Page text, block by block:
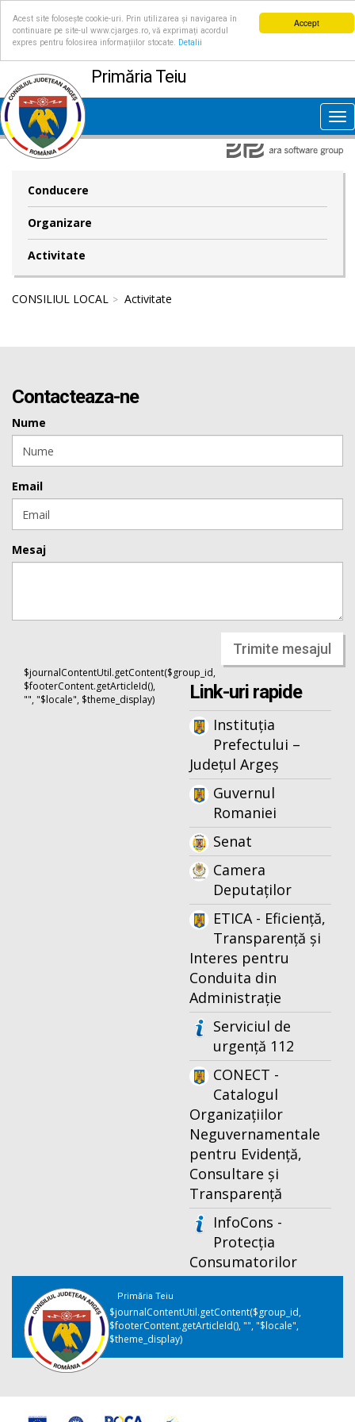
Accept
Acest site folosește cookie-uri. Prin utilizarea și navigarea în
continuare pe site-ul www.cjarges.ro, vă exprimați acordul
expres pentru folosirea informațiilor stocate.
Detalii
Primăria Teiu
Conducere
Organizare
Activitate
CONSILIUL LOCAL Activitate
Contacteaza-ne
Nume
Email
Mesaj
Trimite mesajul
$journalContentUtil.getContent($group_id,
$footerContent.getArticleId(),
"", "$locale", $theme_display)
Link-uri rapide
Instituția
Prefectului –
Județul Argeș
Guvernul
Romaniei
Senat
Camera
Deputaților
ETICA - Eficiență,
Transparență și
Interes pentru
Conduita din
Administrație
Serviciul de
urgență 112
CONECT -
Catalogul
Organizațiilor
Neguvernamentale
pentru Evidență,
Consultare și
Transparență
InfoCons -
Protecția
Consumatorilor
Primăria Teiu
$journalContentUtil.getContent($group_id,
$footerContent.getArticleId(), "", "$locale",
$theme_display)